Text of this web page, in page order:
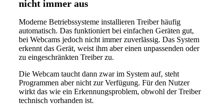
nicht immer aus
Moderne Betriebssysteme installieren Treiber häufig
automatisch. Das funktioniert bei einfachen Geräten gut,
bei Webcams jedoch nicht immer zuverlässig. Das System
erkennt das Gerät, weist ihm aber einen unpassenden oder
zu eingeschränkten Treiber zu.
Die Webcam taucht dann zwar im System auf, steht
Programmen aber nicht zur Verfügung. Für den Nutzer
wirkt das wie ein Erkennungsproblem, obwohl der Treiber
technisch vorhanden ist.